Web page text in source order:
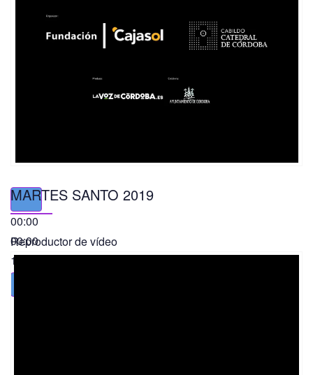
00:00
00:00
11:56
MARTES SANTO 2019
Reproductor de vídeo